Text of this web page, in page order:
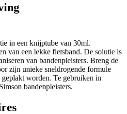
in een knijptube van 30ml.
van een lekke fietsband. De solutie is
van bandenpleisters. Breng de
zijn unieke sneldrogende formule
worden. Te gebruiken in
bandenpleisters.